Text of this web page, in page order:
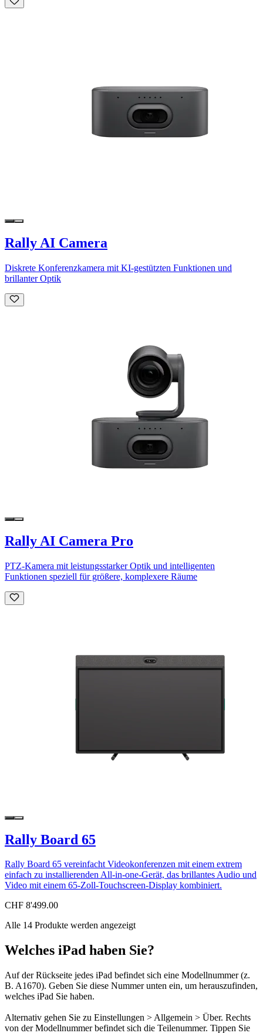
Rally AI Camera
Diskrete Konferenzkamera mit KI-gestützten Funktionen und
brillanter Optik
Rally AI Camera Pro
PTZ-Kamera mit leistungsstarker Optik und intelligenten
Funktionen speziell für größere, komplexere Räume
Rally Board 65
Rally Board 65 vereinfacht Videokonferenzen mit einem extrem
einfach zu installierenden All-in-one-Gerät, das brillantes Audio und
Video mit einem 65-Zoll-Touchscreen-Display kombiniert.
CHF 8'499.00
Alle 14 Produkte werden angezeigt
Welches iPad haben Sie?
Auf der Rückseite jedes iPad befindet sich eine Modellnummer (z.
B. A1670). Geben Sie diese Nummer unten ein, um herauszufinden,
welches iPad Sie haben.
Alternativ gehen Sie zu Einstellungen > Allgemein > Über. Rechts
von der Modellnummer befindet sich die Teilenummer. Tippen Sie